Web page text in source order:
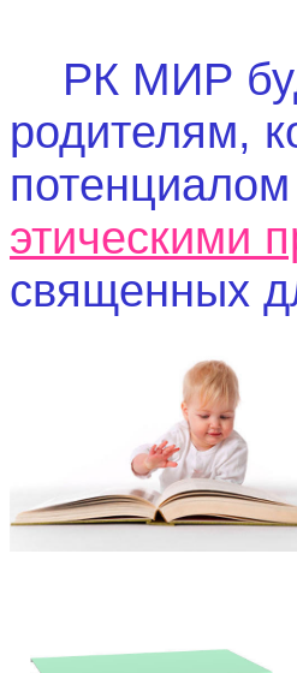
РК МИР
родителям,
этическими
священных